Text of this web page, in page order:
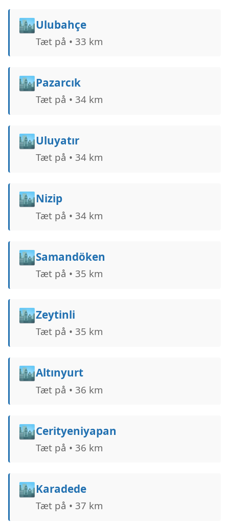
🏙️Ulubahçe
Tæt på • 33 km
🏙️Pazarcık
Tæt på • 34 km
🏙️Uluyatır
Tæt på • 34 km
🏙️Nizip
Tæt på • 34 km
🏙️Samandöken
Tæt på • 35 km
🏙️Zeytinli
Tæt på • 35 km
🏙️Altınyurt
Tæt på • 36 km
🏙️Cerityeniyapan
Tæt på • 36 km
🏙️Karadede
Tæt på • 37 km